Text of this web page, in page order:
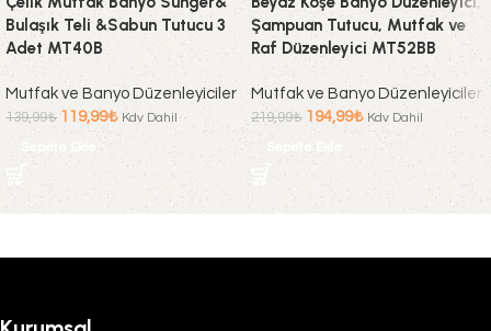
Bulaşık Teli &Sabun Tutucu 3
Adet MT40B
Mutfak ve Banyo Düzenleyiciler
139,99₺ 119,99₺ Kdv Dahil
Şampuan Tutucu, Mutfak ve
Raf Düzenleyici MT52BB
Mutfak ve Banyo Düzenleyiciler
219,99₺ 194,99₺ Kdv Dahil